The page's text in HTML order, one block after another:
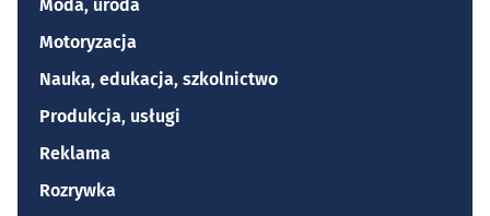
Moda, uroda
Motoryzacja
Nauka, edukacja, szkolnictwo
Produkcja, usługi
Reklama
Rozrywka